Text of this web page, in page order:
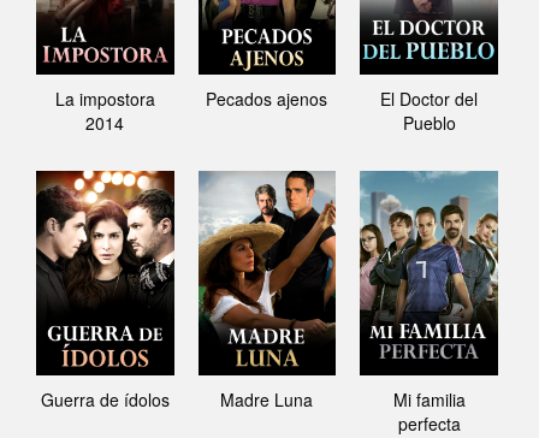
La impostora
2014
Pecados ajenos
El Doctor del
Pueblo
Guerra de ídolos Madre Luna
Mi familia
perfecta